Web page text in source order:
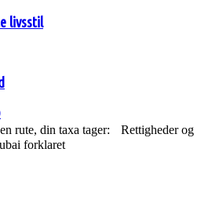
livsstil
rute, din taxa tager: Rettigheder og
forklaret